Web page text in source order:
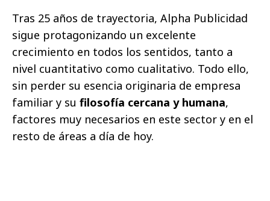
Tras 25 años de trayectoria, Alpha Publicidad
sigue protagonizando un excelente
crecimiento en todos los sentidos, tanto a
nivel cuantitativo como cualitativo. Todo ello,
sin perder su esencia originaria de empresa
familiar y su filosofía cercana y humana,
factores muy necesarios en este sector y en el
resto de áreas a día de hoy.